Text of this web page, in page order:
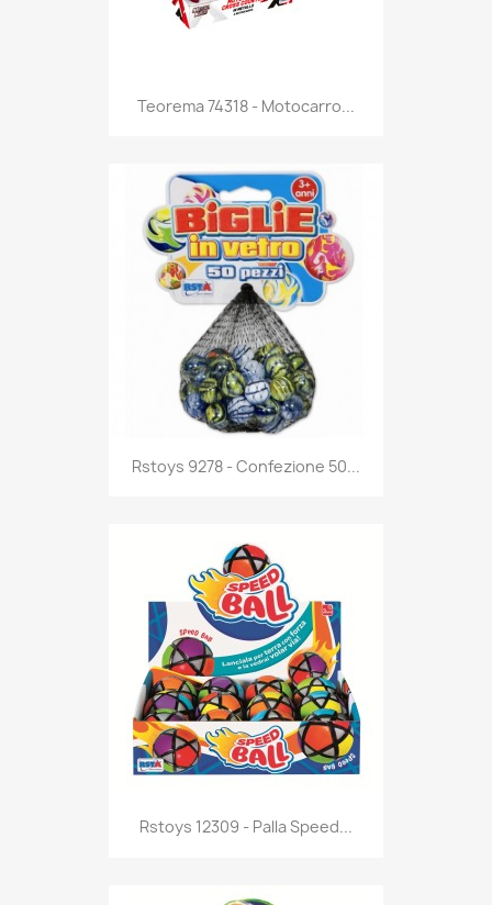
Anteprima
Teorema 74318 - Motocarro...
Anteprima
Rstoys 9278 - Confezione 50...
Anteprima
Rstoys 12309 - Palla Speed...